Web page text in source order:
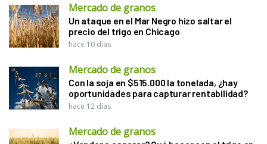
Mercado de granos
Un ataque en el Mar Negro hizo saltar el
precio del trigo en Chicago
hace 10 días
Mercado de granos
Con la soja en $515.000 la tonelada, ¿hay
oportunidades para capturar rentabilidad?
hace 12 días
Mercado de granos